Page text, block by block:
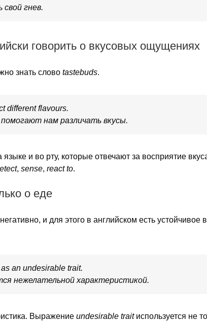
гнев.
говорить о вкусовых ощущениях
знать слово tastebuds.
different flavours.
нам различать вкусы.
и во рту, которые отвечают за восприятие
, sense, react to.
о еде
и для этого в английском есть
an undesirable trait.
нежелательной характеристикой.
Выражение undesirable traitиспользуется не